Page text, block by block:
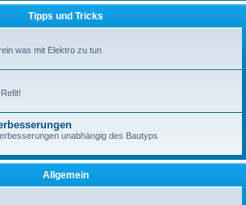
Tipps und Tricks
was mit Elektro zu tun
unabhängig des Bautyps
Allgemein